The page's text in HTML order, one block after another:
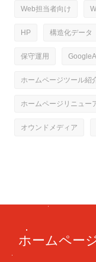
Web担当者向け
HP 構造化データ
保守運用
ホームページツール紹
ホームページリニュー
オウンドメディア
ホームペー